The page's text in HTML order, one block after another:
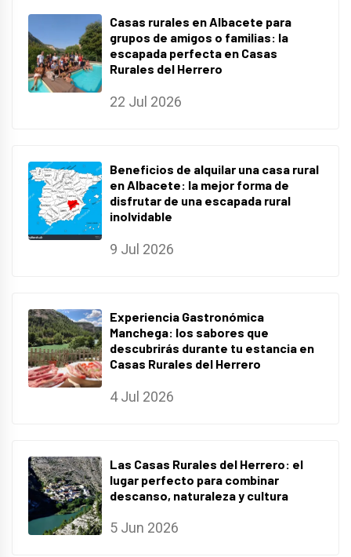
Casas rurales en Albacete para
grupos de amigos o familias: la
escapada perfecta en Casas
Rurales del Herrero
22 Jul 2026
Beneficios de alquilar una casa rural
en Albacete: la mejor forma de
disfrutar de una escapada rural
inolvidable
9 Jul 2026
Experiencia Gastronómica
Manchega: los sabores que
descubrirás durante tu estancia en
Casas Rurales del Herrero
4 Jul 2026
Las Casas Rurales del Herrero: el
lugar perfecto para combinar
descanso, naturaleza y cultura
5 Jun 2026